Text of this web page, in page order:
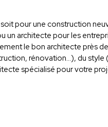
pour une construction
un architecte pour les
le bon architecte près
rénovation...), du
spécialisé pour votre